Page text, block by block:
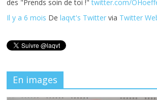
des "Prends soin de toi !"twitter.com/
Il y a 6 mois Delaqvt's Twitter via Twitter
En images